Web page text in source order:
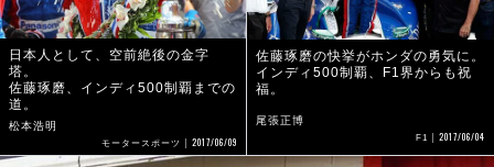
日本人として、空前絶後の金字
塔。
佐藤琢磨、インディ500制覇までの
道。
松本浩明
モータースポーツ 2017/06/09
佐藤琢磨の快挙がホンダの勇気に。
インディ500制覇、F1界からも祝
福。
尾張正博
F1 2017/06/04